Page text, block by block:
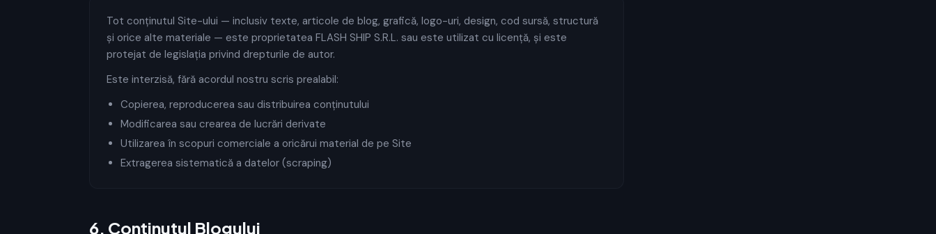
Tot conținutul Site-ului — inclusiv texte, articole de blog, grafică, logo-uri, design, cod sursă, structură
și orice alte materiale — este proprietatea FLASH SHIP S.R.L. sau este utilizat cu licență, și este
protejat de legislația privind drepturile de autor.
Este interzisă, fără acordul nostru scris prealabil:
Copierea, reproducerea sau distribuirea conținutului
Modificarea sau crearea de lucrări derivate
Utilizarea în scopuri comerciale a oricărui material de pe Site
Extragerea sistematică a datelor (scraping)
6. Conținutul Blogului